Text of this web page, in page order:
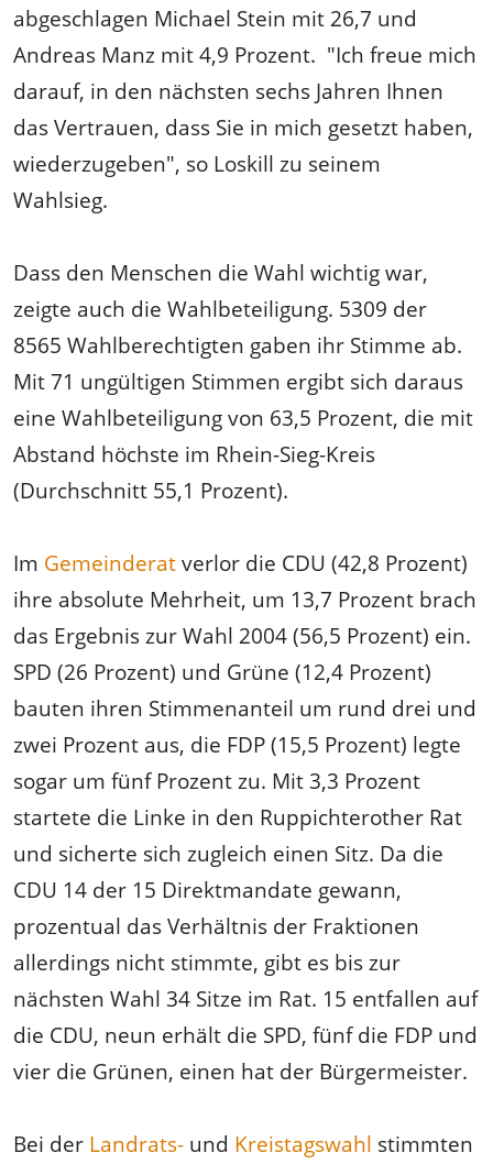
abgeschlagen Michael Stein mit 26,7 und
Andreas Manz mit 4,9 Prozent. "Ich freue mich
darauf, in den nächsten sechs Jahren Ihnen
das Vertrauen, dass Sie in mich gesetzt haben,
wiederzugeben", so Loskill zu seinem
Wahlsieg.
Dass den Menschen die Wahl wichtig war,
zeigte auch die Wahlbeteiligung. 5309 der
8565 Wahlberechtigten gaben ihr Stimme ab.
Mit 71 ungültigen Stimmen ergibt sich daraus
eine Wahlbeteiligung von 63,5 Prozent, die mit
Abstand höchste im Rhein-Sieg-Kreis
(Durchschnitt 55,1 Prozent).
Im Gemeinderatverlor die CDU (42,8 Prozent)
ihre absolute Mehrheit, um 13,7 Prozent brach
das Ergebnis zur Wahl 2004 (56,5 Prozent) ein.
SPD (26 Prozent) und Grüne (12,4 Prozent)
bauten ihren Stimmenanteil um rund drei und
zwei Prozent aus, die FDP (15,5 Prozent) legte
sogar um fünf Prozent zu. Mit 3,3 Prozent
startete die Linke in den Ruppichterother Rat
und sicherte sich zugleich einen Sitz. Da die
CDU 14 der 15 Direktmandate gewann,
prozentual das Verhältnis der Fraktionen
allerdings nicht stimmte, gibt es bis zur
nächsten Wahl 34 Sitze im Rat. 15 entfallen auf
die CDU, neun erhält die SPD, fünf die FDP und
vier die Grünen, einen hat der Bürgermeister.
Bei der Landrats- und Kreistagswahl stimmten